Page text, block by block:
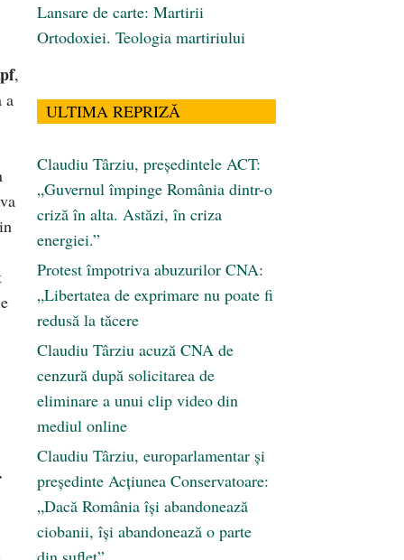
,
a
Lansare de carte: Martirii
Ortodoxiei. Teologia martiriului
ULTIMA REPRIZĂ
Claudiu Târziu, președintele ACT:
„Guvernul împinge România dintr-o
criză în alta. Astăzi, în criza
energiei.”
Protest împotriva abuzurilor CNA:
„Libertatea de exprimare nu poate fi
redusă la tăcere
Claudiu Târziu acuză CNA de
cenzură după solicitarea de
eliminare a unui clip video din
mediul online
Claudiu Târziu, europarlamentar și
președinte Acțiunea Conservatoare:
„Dacă România își abandonează
ciobanii, își abandonează o parte